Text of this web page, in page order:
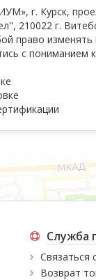
г. Курск,
210022 г.
право
с
Служба
Связаться
Возврат